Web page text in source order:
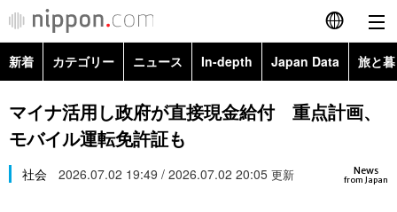
English
简体字
カテゴリー
新着 カテゴリー ニュース In-depth Japan Data 旅と
政治・外交
経済・ビジネス
Topics
マイナ活用し政府が直接現金給付 重点計画、
モバイル運転免許証も
News
from Japan
社会 2026.07.02 19:49 / 2026.07.02 20:05 更新